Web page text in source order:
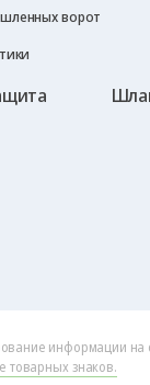
ворот
информации на
товарных знаков.